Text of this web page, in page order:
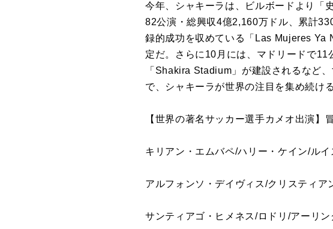
今年、シャキーラは、ビルボードより「
82公演・総興収4億2,160万ドル、累計
録的成功を収めている「Las Mujeres Ya
定だ。さらに10月には、マドリードで
「Shakira Stadium」が建設されるなど
で、シャキーラが世界の注目を集め続け
【世界の著名サッカー選手カメオ出演】
キリアン・エムバペ/ハリー・ケイン/ル
アルフォンソ・デイヴィス/クリスティ
サンティアゴ・ヒメネス/ロドリ/アーリ